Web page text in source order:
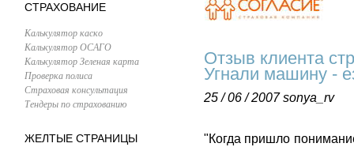
СТРАХОВАНИЕ
Калькулятор каско
Калькулятор ОСАГО
Калькулятор Зеленая карта
Проверка полиса
Страховая консультация
Тендеры по страхованию
ЖЕЛТЫЕ СТРАНИЦЫ
Отзыв клиента
Угнали машину -
25 / 06 / 2007sonya_rv
"Когда пришло